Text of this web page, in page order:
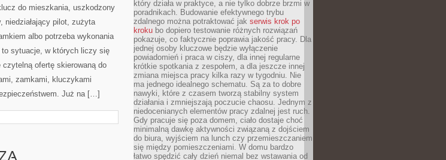
do mieszkania, uszkodzony
niedziałający pilot, zużyta
albo potrzeba wykonania
to sytuacje, w których liczy się
czytelną ofertę skierowaną do
zamkami, kluczykami
Już na […]
który działa w praktyce, a nie tylko dobrze brzmi w
poradnikach. Budowanie efektywnego trybu
zdalnego można potraktować jak serwis krok po
kroku bo dopiero testowanie różnych rozwiązań
pokazuje, co faktycznie poprawia jakość pracy. Dla
jednej osoby kluczowe będzie wyłączenie
powiadomień i praca w ciszy, dla innej regularne
krótkie spotkania z zespołem, a dla jeszcze innej
zmiana miejsca pracy kilka razy w tygodniu. Nie
ma jednego idealnego schematu. Są za to dobre
nawyki, które z czasem tworzą stabilny system
działania i zmniejszają poczucie chaosu. Jednym z
niedocenianych elementów pracy zdalnej jest ruch.
Gdy pracuje się poza domem, ciało dostaje choć
minimalną dawkę aktywności związaną z dojściem
do biura, wyjściem na lunch czy przemieszczaniem
się między pomieszczeniami. W domu bardzo
łatwo spędzić cały dzień niemal bez wstawania od